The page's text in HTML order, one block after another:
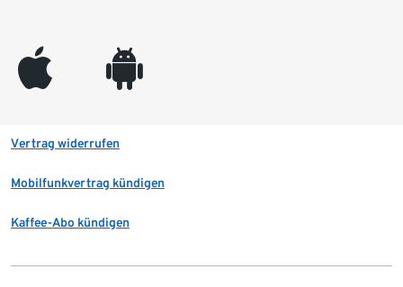
appleinc android
Vertrag widerrufen
Mobilfunkvertrag kündigen
Kaffee-Abo kündigen